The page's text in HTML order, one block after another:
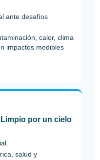
ante desafíos
calor, clima
impactos medibles
por un cielo
salud y